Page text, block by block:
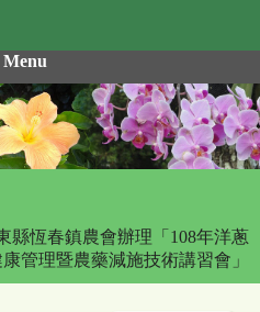
Menu
縣恆春鎮農會辦理「108年洋蔥
管理暨農藥減施技術講習會」